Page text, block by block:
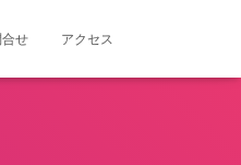
合せ アクセス